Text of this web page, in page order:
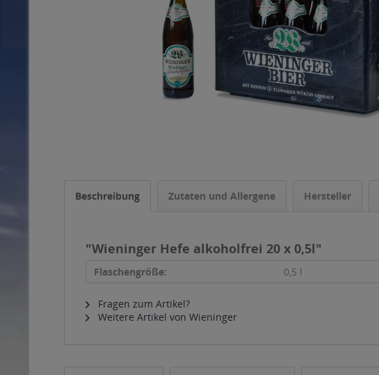
Beschreibung Zutaten und Allergene Hersteller
"Wieninger Hefe alkoholfrei 20 x 0,5l"
Flaschengröße: 0,5 l
Fragen zum Artikel?
Weitere Artikel von Wieninger